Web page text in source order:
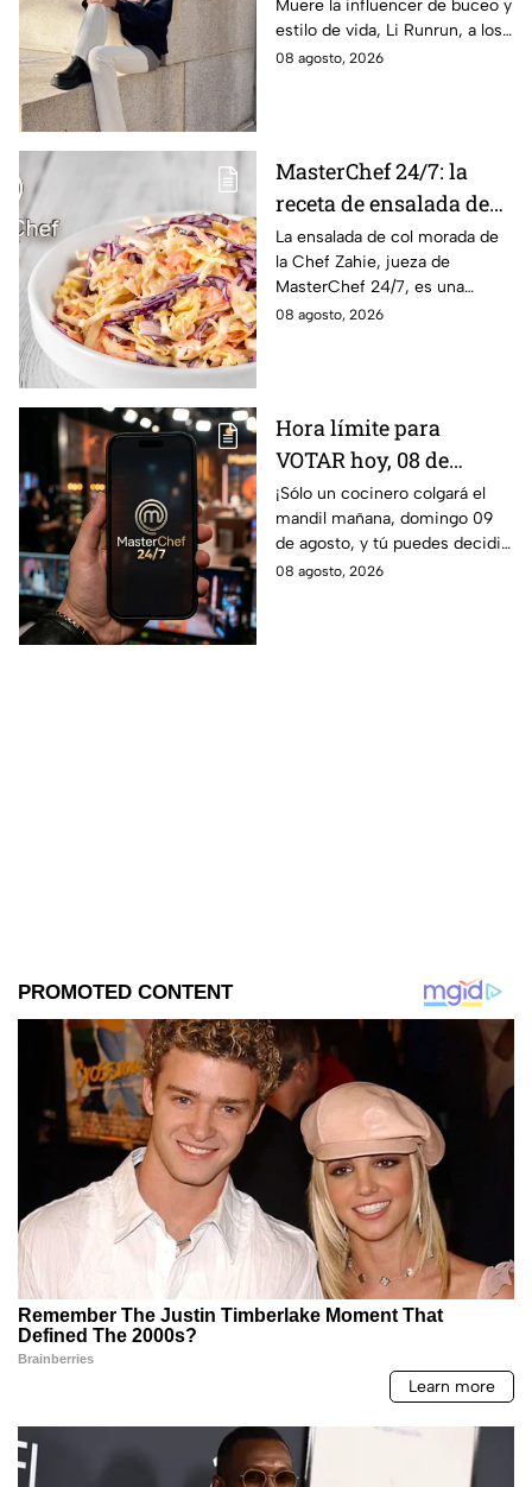
compartió la noticia
con desgarrador
mensaje
Muere la influencer de buceo y
estilo de vida, Li Runrun, a los
36 años, de manera
08 agosto, 2026
MasterChef 24/7: la
receta de ensalada de
col morada de la Chef
Zahie, deliciosa y en
minutos
La ensalada de col morada de
la Chef Zahie, jueza de
MasterChef 24/7, es una
guarnición fresca, colorida y
08 agosto, 2026
Hora límite para
VOTAR hoy, 08 de
agosto, y salvar a tu
cocinero favorito de
MasterChef 24/7
¡Sólo un cocinero colgará el
mandil mañana, domingo 09
de agosto, y tú puedes decidir
quién continúa en la
08 agosto, 2026